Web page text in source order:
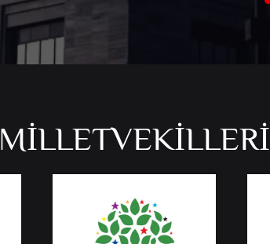
MİLLETVEKİLLERİ